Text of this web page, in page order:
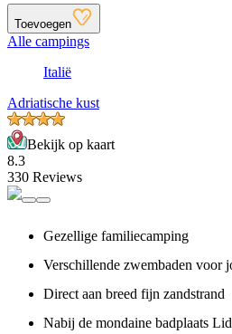
Toevoegen
Alle campings
Italië
Adriatische kust
Bekijk op kaart
8.3
330 Reviews
Gezellige familiecamping
Verschillende zwembaden voor
Direct aan breed fijn zandstrand
Nabij de mondaine badplaats